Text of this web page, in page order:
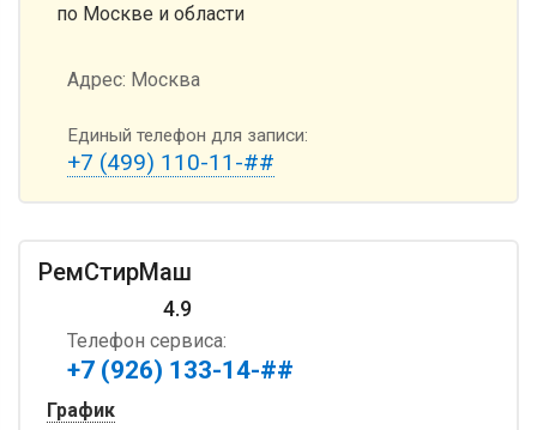
по Москве и области
Адрес: Москва
Единый телефон для записи:
+7 (499) 110-11-##
РемСтирМаш
4.9
Телефон сервиса:
+7 (926) 133-14-##
График